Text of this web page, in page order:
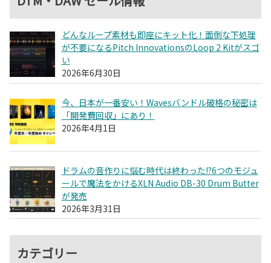
どんなループ素材も即座にキット化！面倒な下処理
が不要になるPitch InnovationsのLoop 2 Kitがスゴ
い
2026年6月30日
今、日本が一番安い！Wavesバンドル破格の秘密は
「開発費回収」にあり！
2026年4月1日
ドラムの音作りに悩む時代は終わった!?6つのモジュ
ールで魔法をかけるXLN Audio DB-30 Drum Butter
が発売
2026年3月31日
カテゴリー